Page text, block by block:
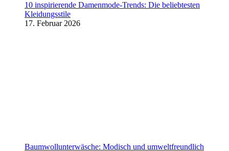
10 inspirierende Damenmode-Trends: Die beliebtesten
Kleidungsstile
17. Februar 2026
Baumwollunterwäsche: Modisch und umweltfreundlich